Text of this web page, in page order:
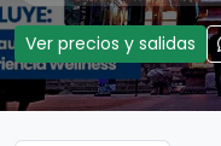
Ver precios y salidas